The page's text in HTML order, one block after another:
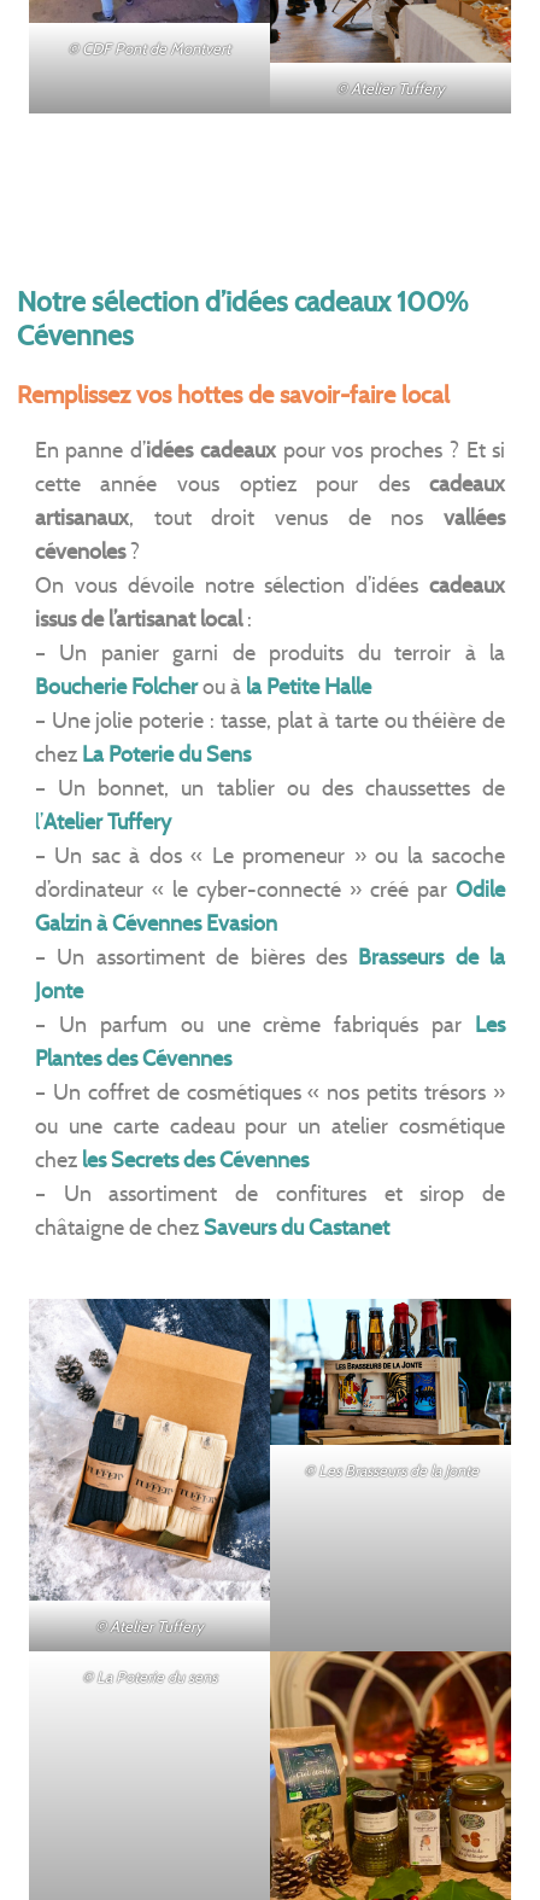
© CDF Pont de Montvert
© Atelier Tuffery
Notre sélection d’idées cadeaux 100%
Cévennes
Remplissez vos hottes de savoir-faire local
En panne d’idées cadeauxpour vos proches ? Et si
cette année vous optiez pour descadeaux
artisanaux, tout droit venus de nosvallées
cévenoles?
On vous dévoile notre sélection d’idéescadeaux
issus de l’artisanat local:
– Un panier garni de produits du terroir à la
Boucherie Folcherou à la Petite Halle
– Une jolie poterie : tasse, plat à tarte ou théière de
chez La Poterie du Sens
– Un bonnet, un tablier ou des chaussettes de
l’Atelier Tuffery
– Un sac à dos « Le promeneur » ou la sacoche
d’ordinateur « le cyber-connecté » créé parOdile
Galzin à Cévennes Evasion
– Un assortiment de bières des Brasseurs de la
Jonte
– Un parfum ou une crème fabriqués par Les
Plantes des Cévennes
– Un coffret de cosmétiques « nos petits trésors »
ou une carte cadeau pour un atelier cosmétique
chez les Secrets des Cévennes
– Un assortiment de confitures et sirop de
châtaigne de chezSaveurs du Castanet
© Atelier Tuffery
© Les Brasseurs de la Jonte
© La Poterie du sens